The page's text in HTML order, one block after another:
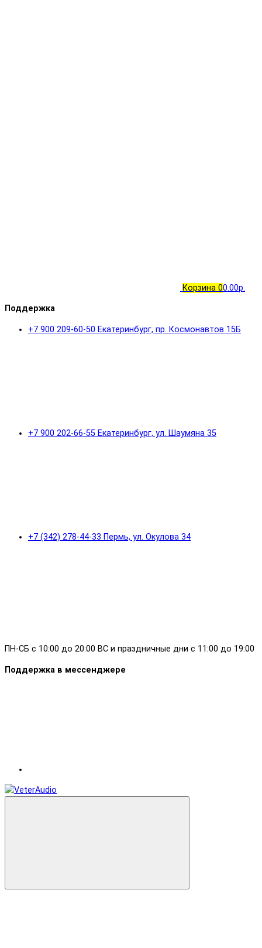
Корзина 00.00р.
Поддержка
+7 900 209-60-50 Екатеринбург, пр. Космонавтов 15Б
+7 900 202-66-55 Екатеринбург, ул. Шаумяна 35
+7 (342) 278-44-33 Пермь, ул. Окулова 34
ПН-СБ с 10:00 до 20:00 ВС и праздничные дни с 11:00 до 19:00
Поддержка в мессенджере